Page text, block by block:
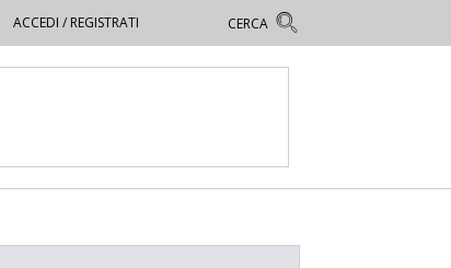
ACCEDI / REGISTRATI